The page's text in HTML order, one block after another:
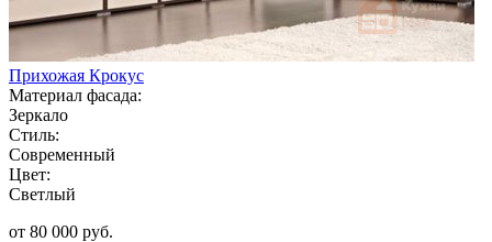
Прихожая Крокус
Материал фасада:
Зеркало
Стиль:
Современный
Цвет:
Светлый
от 80 000 руб.